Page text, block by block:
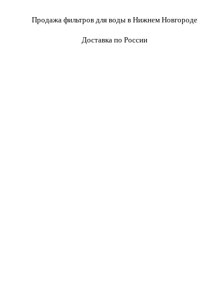
Продажа фильтров для воды в Нижнем Новгороде
Доставка по России